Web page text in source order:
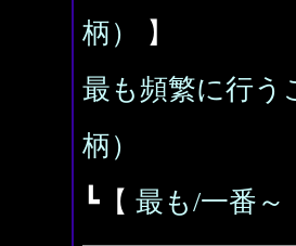
柄）
】
最も頻繁に行う
柄）
┗【 最も/一番～